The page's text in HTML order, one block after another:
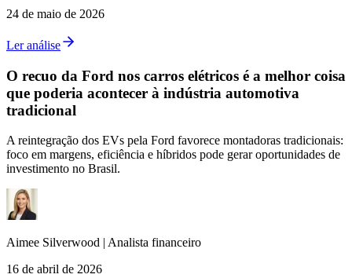
24 de maio de 2026
Ler análise
O recuo da Ford nos carros elétricos é a melhor coisa
que poderia acontecer à indústria automotiva
tradicional
A reintegração dos EVs pela Ford favorece montadoras tradicionais:
foco em margens, eficiência e híbridos pode gerar oportunidades de
investimento no Brasil.
Aimee Silverwood | Analista financeiro
16 de abril de 2026